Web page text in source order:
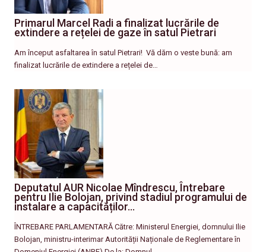
Primarul Marcel Radi a finalizat lucrările de
extindere a rețelei de gaze în satul Pietrari
Am început asfaltarea în satul Pietrari! ​ Vă dăm o veste bună: am
finalizat lucrările de extindere a rețelei de…
Deputatul AUR Nicolae Mîndrescu, Întrebare
pentru Ilie Bolojan, privind stadiul programului de
instalare a capacităților…
ÎNTREBARE PARLAMENTARĂ Către: Ministerul Energiei, domnului Ilie
Bolojan, ministru-interimar Autorității Naționale de Reglementare în